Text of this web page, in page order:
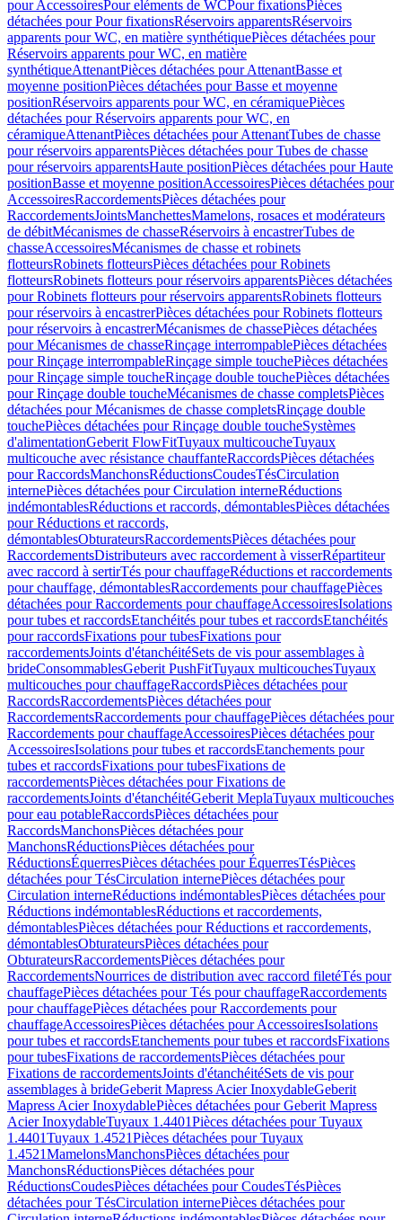
pour AccessoiresPour eléments de WCPour fixationsPièces
détachées pour Pour fixationsRéservoirs apparentsRéservoirs
apparents pour WC, en matière synthétiquePièces détachées pour
Réservoirs apparents pour WC, en matière
synthétiqueAttenantPièces détachées pour AttenantBasse et
moyenne positionPièces détachées pour Basse et moyenne
positionRéservoirs apparents pour WC, en céramiquePièces
détachées pour Réservoirs apparents pour WC, en
céramiqueAttenantPièces détachées pour AttenantTubes de chasse
pour réservoirs apparentsPièces détachées pour Tubes de chasse
pour réservoirs apparentsHaute positionPièces détachées pour Haute
positionBasse et moyenne positionAccessoiresPièces détachées pour
AccessoiresRaccordementsPièces détachées pour
RaccordementsJointsManchettesMamelons, rosaces et modérateurs
de débitMécanismes de chasseRéservoirs à encastrerTubes de
chasseAccessoiresMécanismes de chasse et robinets
flotteursRobinets flotteursPièces détachées pour Robinets
flotteursRobinets flotteurs pour réservoirs apparentsPièces détachées
pour Robinets flotteurs pour réservoirs apparentsRobinets flotteurs
pour réservoirs à encastrerPièces détachées pour Robinets flotteurs
pour réservoirs à encastrerMécanismes de chassePièces détachées
pour Mécanismes de chasseRinçage interrompablePièces détachées
pour Rinçage interrompableRinçage simple touchePièces détachées
pour Rinçage simple toucheRinçage double touchePièces détachées
pour Rinçage double toucheMécanismes de chasse completsPièces
détachées pour Mécanismes de chasse completsRinçage double
touchePièces détachées pour Rinçage double toucheSystèmes
d'alimentationGeberit FlowFitTuyaux multicoucheTuyaux
multicouche avec résistance chauffanteRaccordsPièces détachées
pour RaccordsManchonsRéductionsCoudesTésCirculation
internePièces détachées pour Circulation interneRéductions
indémontablesRéductions et raccords, démontablesPièces détachées
pour Réductions et raccords,
démontablesObturateursRaccordementsPièces détachées pour
RaccordementsDistributeurs avec raccordement à visserRépartiteur
avec raccord à sertirTés pour chauffageRéductions et raccordements
pour chauffage, démontablesRaccordements pour chauffagePièces
détachées pour Raccordements pour chauffageAccessoiresIsolations
pour tubes et raccordsEtanchéités pour tubes et raccordsEtanchéités
pour raccordsFixations pour tubesFixations pour
raccordementsJoints d'étanchéitéSets de vis pour assemblages à
brideConsommablesGeberit PushFitTuyaux multicouchesTuyaux
multicouches pour chauffageRaccordsPièces détachées pour
RaccordsRaccordementsPièces détachées pour
RaccordementsRaccordements pour chauffagePièces détachées pour
Raccordements pour chauffageAccessoiresPièces détachées pour
AccessoiresIsolations pour tubes et raccordsEtanchements pour
tubes et raccordsFixations pour tubesFixations de
raccordementsPièces détachées pour Fixations de
raccordementsJoints d'étanchéitéGeberit MeplaTuyaux multicouches
pour eau potableRaccordsPièces détachées pour
RaccordsManchonsPièces détachées pour
ManchonsRéductionsPièces détachées pour
RéductionsÉquerresPièces détachées pour ÉquerresTésPièces
détachées pour TésCirculation internePièces détachées pour
Circulation interneRéductions indémontablesPièces détachées pour
Réductions indémontablesRéductions et raccordements,
démontablesPièces détachées pour Réductions et raccordements,
démontablesObturateursPièces détachées pour
ObturateursRaccordementsPièces détachées pour
RaccordementsNourrices de distribution avec raccord filetéTés pour
chauffagePièces détachées pour Tés pour chauffageRaccordements
pour chauffagePièces détachées pour Raccordements pour
chauffageAccessoiresPièces détachées pour AccessoiresIsolations
pour tubes et raccordsEtanchements pour tubes et raccordsFixations
pour tubesFixations de raccordementsPièces détachées pour
Fixations de raccordementsJoints d'étanchéitéSets de vis pour
assemblages à brideGeberit Mapress Acier InoxydableGeberit
Mapress Acier InoxydablePièces détachées pour Geberit Mapress
Acier InoxydableTuyaux 1.4401Pièces détachées pour Tuyaux
1.4401Tuyaux 1.4521Pièces détachées pour Tuyaux
1.4521MamelonsManchonsPièces détachées pour
ManchonsRéductionsPièces détachées pour
RéductionsCoudesPièces détachées pour CoudesTésPièces
détachées pour TésCirculation internePièces détachées pour